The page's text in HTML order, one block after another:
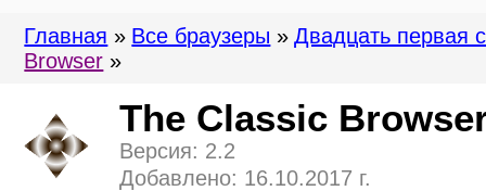
The Classic
Версия: 2.2
Добавлено: 16.10.2017 г.
Главная » Все браузеры » Двадцать первая
Browser »